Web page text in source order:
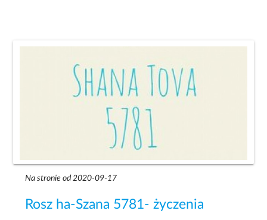
Na stronie od 2020-09-17
Rosz ha-Szana 5781- życzenia